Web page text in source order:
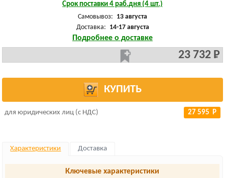
Срок поставки 4 раб.дня (4 шт.)
Самовывоз: 13 августа
Доставка: 14-17 августа
Подробнее о доставке
23 732 Р
КУПИТЬ
для юридических лиц (с НДС) 27 595 Р
Характеристики Доставка
Ключевые характеристики